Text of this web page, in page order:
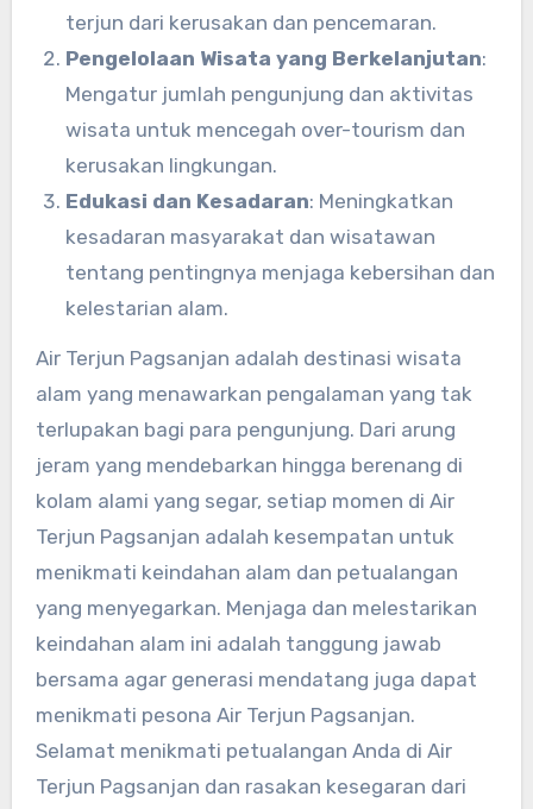
terjun dari kerusakan dan pencemaran.
Pengelolaan Wisata yang Berkelanjutan:
Mengatur jumlah pengunjung dan aktivitas
wisata untuk mencegah over-tourism dan
kerusakan lingkungan.
Edukasi dan Kesadaran: Meningkatkan
kesadaran masyarakat dan wisatawan
tentang pentingnya menjaga kebersihan dan
kelestarian alam.
Air Terjun Pagsanjan adalah destinasi wisata
alam yang menawarkan pengalaman yang tak
terlupakan bagi para pengunjung. Dari arung
jeram yang mendebarkan hingga berenang di
kolam alami yang segar, setiap momen di Air
Terjun Pagsanjan adalah kesempatan untuk
menikmati keindahan alam dan petualangan
yang menyegarkan. Menjaga dan melestarikan
keindahan alam ini adalah tanggung jawab
bersama agar generasi mendatang juga dapat
menikmati pesona Air Terjun Pagsanjan.
Selamat menikmati petualangan Anda di Air
Terjun Pagsanjan dan rasakan kesegaran dari